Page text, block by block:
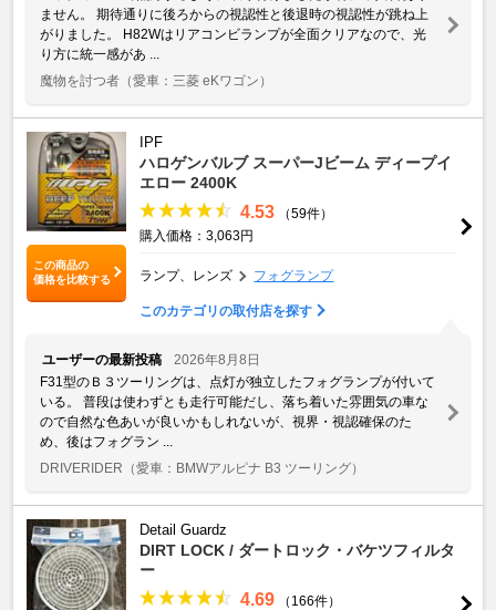
ません。 期待通りに後ろからの視認性と後退時の視認性が跳ね上
がりました。 H82Wはリアコンビランプが全面クリアなので、光
り方に統一感があ ...
魔物を討つ者 （愛車：三菱 eKワゴン）
この商品の
価格を比較する
IPF
ハロゲンバルブ スーパーJビーム ディープイ
エロー 2400K
4.53
（59件）
購入価格：3,063円
ランプ、レンズ フォグランプ
このカテゴリの取付店を探す
ユーザーの最新投稿
2026年8月8日
F31型のＢ３ツーリングは、点灯が独立したフォグランプが付いて
いる。 普段は使わずとも走行可能だし、落ち着いた雰囲気の車な
ので自然な色あいが良いかもしれないが、視界・視認確保のた
め、後はフォグラン ...
DRIVERIDER （愛車：BMWアルピナ B3 ツーリング）
Detail Guardz
DIRT LOCK / ダートロック・バケツフィルタ
ー
4.69
（166件）